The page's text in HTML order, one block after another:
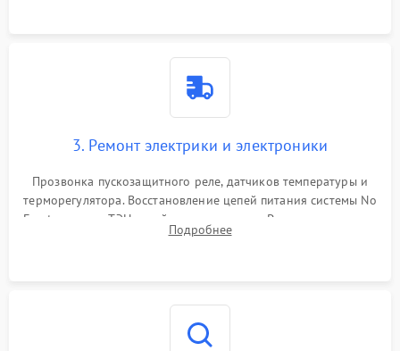
3. Ремонт электрики и электроники
Прозвонка пускозащитного реле, датчиков температуры и
терморегулятора. Восстановление цепей питания системы No
Frost, включая ТЭН оттайки и вентилятор. Ремонт или замена
платы управления при сбоях алгоритмов.
Подробнее